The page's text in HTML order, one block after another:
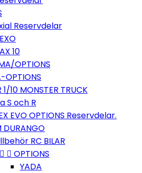
Reservdelar
EXO
AX 10
OPTIONS
OPTIONS
1/10 MONSTER TRUCK
S och R
EVO OPTIONS Reservdelar.
DURANGO
RC BILAR
  OPTIONS
YADA